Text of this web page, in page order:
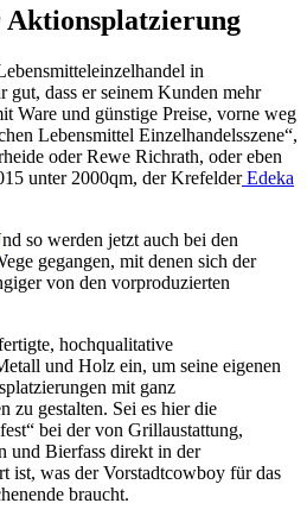
Aktionsplatzierung
in
gut, dass er seinem Kunden mehr
Ware und günstige Preise, vorne weg
Lebensmittel Einzelhandelsszene“,
oder Rewe Richrath, oder eben
unter 2000qm, der KrefelderEdeka
so werden jetzt auch bei den
gegangen, mit denen sich der
von den vorproduzierten
hochqualitative
und Holz ein, um seine eigenen
mit ganz
zu gestalten. Sei es hier die
bei der von Grillaustattung,
und Bierfass direkt in der
ist, was der Vorstadtcowboy für das
braucht.